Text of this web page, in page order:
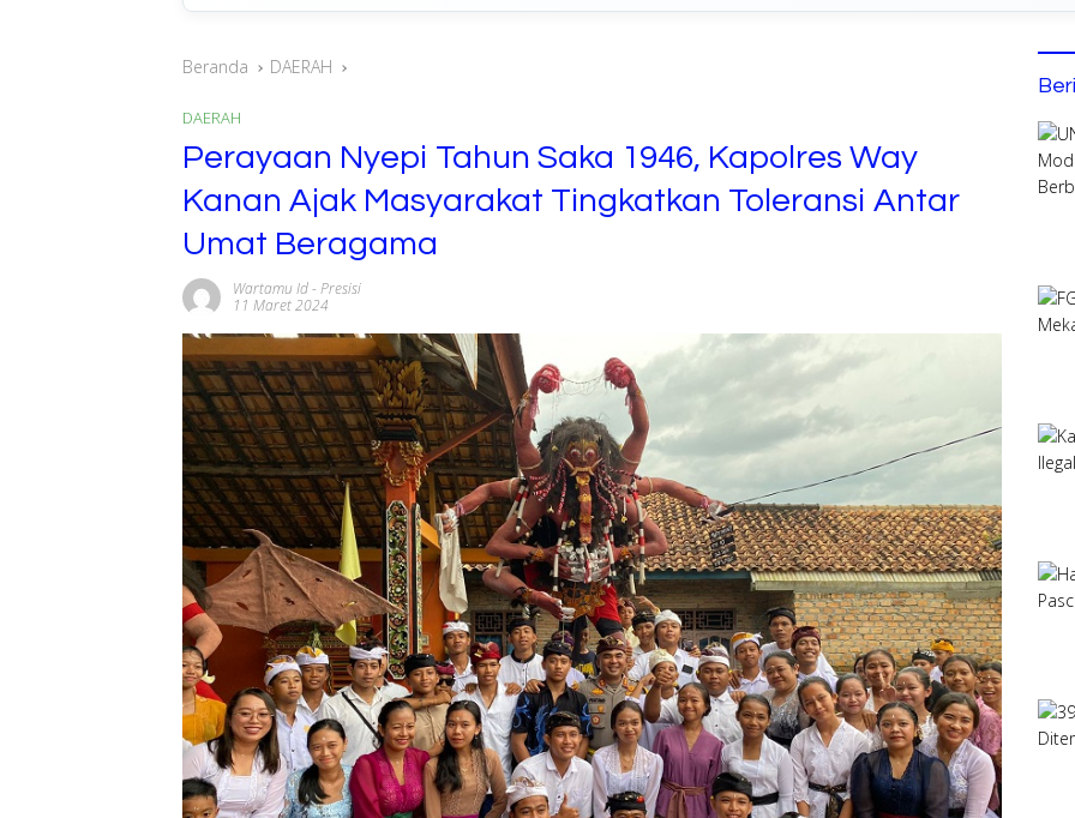
Beranda DAERAH
DAERAH
Perayaan Nyepi Tahun Saka 1946, Kapolres Way
Kanan Ajak Masyarakat Tingkatkan Toleransi Antar
Umat Beragama
Wartamu Id- Presisi
11 Maret 2024